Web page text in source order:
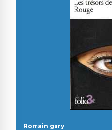
Romain gary